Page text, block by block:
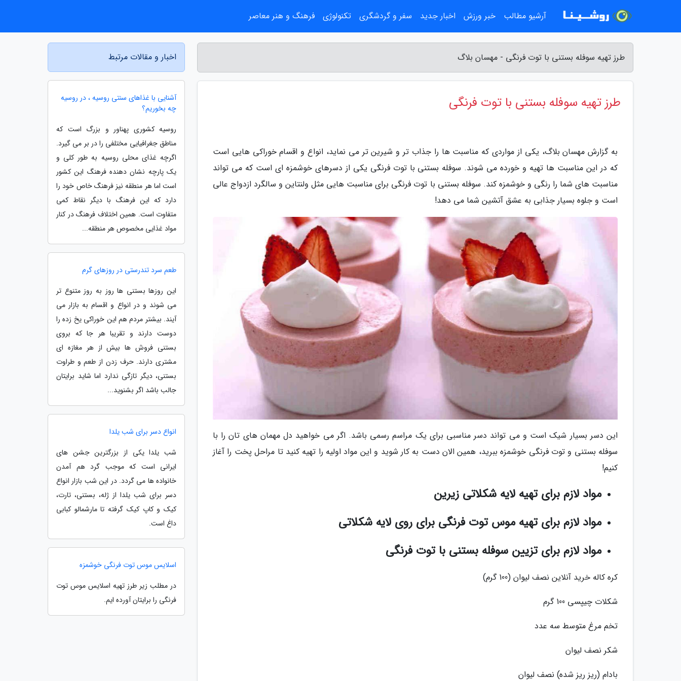
طرز تهیه سوفله بستنی با توت فرنگی - مهسان بلاگ
طرز تهیه سوفله بستنی با توت فرنگی
به گزارش مهسان بلاگ، یکی از مواردی که مناسبت ها را جذاب تر و شیرین تر می نماید، انواع و اقسام خوراکی هایی است
که در این مناسبت ها تهیه و خورده می شوند. سوفله بستنی با توت فرنگی یکی از دسرهای خوشمزه ای است که می تواند
مناسبت های شما را رنگی و خوشمزه کند. سوفله بستنی با توت فرنگی برای مناسبت هایی مثل ولنتاین و سالگرد ازدواج عالی
است و جلوه بسیار جذابی به عشق آتشین شما می دهد!
این دسر بسیار شیک است و می تواند دسر مناسبی برای یک مراسم رسمی باشد. اگر می خواهید دل مهمان های تان را با
سوفله بستنی و توت فرنگی خوشمزه ببرید، همین الان دست به کار شوید و این مواد اولیه را تهیه کنید تا مراحل پخت را آغاز
کنیم!
مواد لازم برای تهیه لایه شکلاتی زیرین
مواد لازم برای تهیه موس توت فرنگی برای روی لایه شکلاتی
مواد لازم برای تزیین سوفله بستنی با توت فرنگی
کره کاله خرید آنلاین نصف لیوان (100 گرم)
شکلات چیپسی 100 گرم
تخم مرغ متوسط سه عدد
شکر نصف لیوان
بادام (ریز ریز شده) نصف لیوان
اخبار و مقالات مرتبط
آشنایی با غذاهای سنتی روسیه ، در روسیه
چه بخوریم؟
روسیه کشوری پهناور و بزرگ است که
مناطق جغرافیایی مختلفی را در بر می گیرد.
اگرچه غذای محلی روسیه به طور کلی و
یک پارچه نشان دهنده فرهنگ این کشور
است اما هر منطقه نیز فرهنگ خاص خود را
دارد که این فرهنگ با دیگر نقاط کمی
متفاوت است. همین اختلاف فرهنگ در کنار
مواد غذایی مخصوص هر منطقه...
طعم سرد تندرستی در روزهای گرم
این روزها بستنی ها روز به روز متنوع تر
می شوند و در انواع و اقسام به بازار می
آیند. بیشتر مردم هم این خوراکی یخ زده را
دوست دارند و تقریبا هر جا که بروی
بستنی فروش ها بیش از هر مغازه ای
مشتری دارند. حرف زدن از طعم و طراوت
بستنی، دیگر تازگی ندارد اما شاید برایتان
جالب باشد اگر بشنوید...
انواع دسر برای شب یلدا
شب یلدا یکی از بزرگترین جشن های
ایرانی است که موجب گرد هم آمدن
خانواده ها می گردد. در این شب بازار انواع
دسر برای شب یلدا از ژله، بستنی، تارت،
کیک و کاپ کیک گرفته تا مارشمالو کبابی
داغ است.
اسلایس موس توت فرنگی خوشمزه
در مطلب زیر طرز تهیه اسلایس موس توت
فرنگی را برایتان آورده ایم.
آرشیو مطالب خبر ورزش اخبار جدید سفر و گردشگری تکنولوژی فرهنگ و هنر معاصر